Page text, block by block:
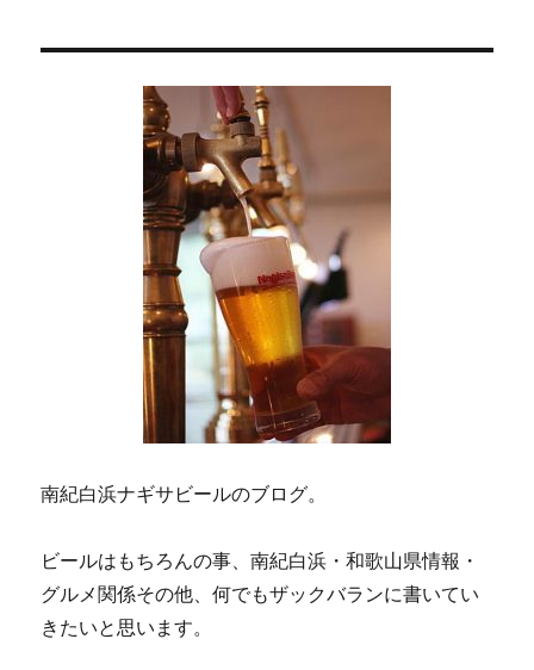
ン
南紀白浜ナギサビールのブログ。
ビールはもちろんの事、南紀白浜・和歌山県情報・
グルメ関係その他、何でもザックバランに書いてい
きたいと思います。